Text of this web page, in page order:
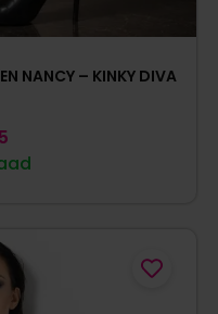
NANCY – KINKY DIVA